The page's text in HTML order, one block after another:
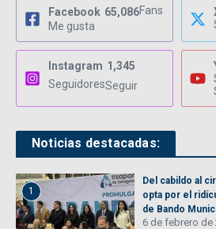
Facebook 65,086Fans
Me gusta
Instagram 1,345
SeguidoresSeguir
Noticias destacadas:
1
Del cabildo al
opta por el
de Bando
6 de febrero de